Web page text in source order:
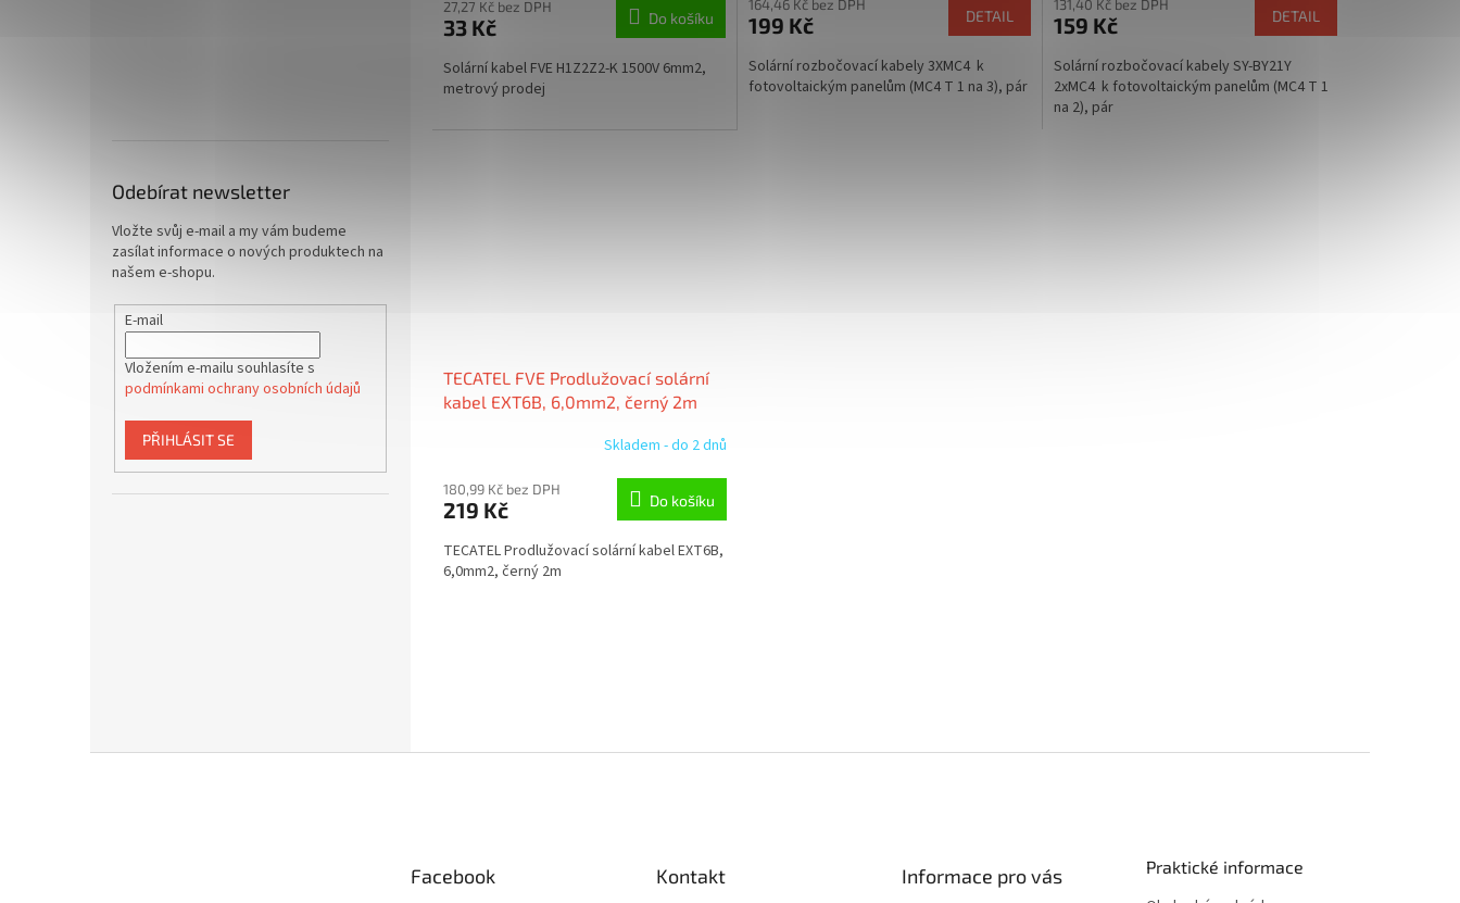
Odebírat newsletter
Vložte svůj e-mail a my vám budeme
zasílat informace o nových produktech na
našem e-shopu.
E-mail
Vložením e-mailu souhlasíte s
podmínkami ochrany osobních údajů
PŘIHLÁSIT SE
27,27 Kč bez DPH
33 Kč Do košíku
Solární kabel FVE H1Z2Z2-K 1500V 6mm2,
metrový prodej
164,46 Kč bez DPH
199 Kč DETAIL
Solární rozbočovací kabely 3XMC4 k
fotovoltaickým panelům (MC4 T 1 na 3), pár
131,40 Kč bez DPH
159 Kč DETAIL
Solární rozbočovací kabely SY-BY21Y
2xMC4 k fotovoltaickým panelům (MC4 T 1
na 2), pár
TECATEL FVE Prodlužovací solární
kabel EXT6B, 6,0mm2, černý 2m
Skladem - do 2 dnů
180,99 Kč bez DPH
219 Kč Do košíku
TECATEL Prodlužovací solární kabel EXT6B,
6,0mm2, černý 2m
Facebook Kontakt Informace pro vás Praktické informace